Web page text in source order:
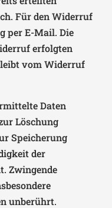
Für den Widerruf
per E-Mail. Die
erfolgten
vom Widerruf
Daten
Löschung
Speicherung
der
Zwingende
unberührt.